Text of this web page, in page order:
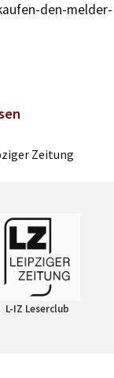
den-melder-
Zeitung
L-IZ Leserclub